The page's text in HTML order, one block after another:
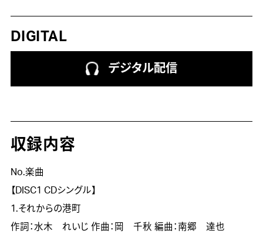
DIGITAL
デジタル配信
収録内容
No.楽曲
【DISC1 CDシングル】
1.それからの港町
作詞：水木 れいじ 作曲：岡 千秋 編曲：南郷 達也